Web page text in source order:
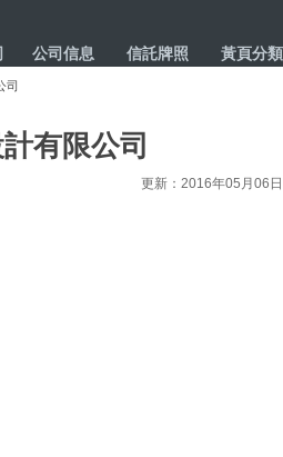
公司信息 信託牌照 黃頁分類
司
有限公司
更新：2016年05月06日